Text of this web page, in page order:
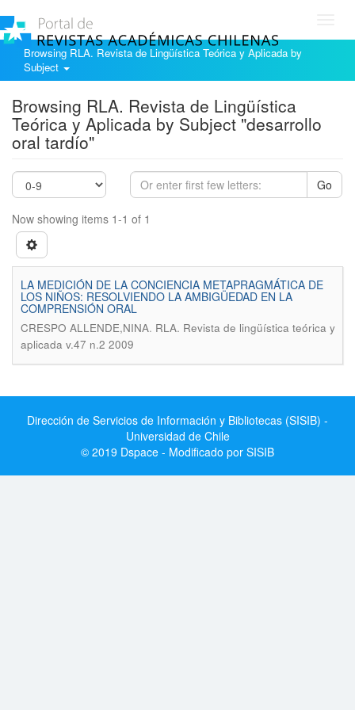
Browsing RLA. Revista de Lingüística Teórica y Aplicada by
Subject
Browsing RLA. Revista de Lingüística
Teórica y Aplicada by Subject "desarrollo
oral tardío"
Go
Now showing items 1-1 of 1
LA MEDICIÓN DE LA CONCIENCIA METAPRAGMÁTICA DE
LOS NIÑOS: RESOLVIENDO LA AMBIGÜEDAD EN LA
COMPRENSIÓN ORAL
CRESPO ALLENDE,NINA. RLA. Revista de lingüística teórica y
aplicada v.47 n.2 2009
Dirección de Servicios de Información y Bibliotecas (SISIB) -
Universidad de Chile
© 2019 Dspace - Modificado por SISIB